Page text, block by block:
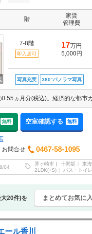
階
家賃
管理費
7-8階
即入居可
17万円
5,000円
写真充実 360°パノラマ写真
無料 空室確認する 無料
お問合せ
0467-58-1095
04
茅ヶ崎市 十間坂 東
2LDK(+S)
バス・トイ
20件)を まとめてお気に
ール香川